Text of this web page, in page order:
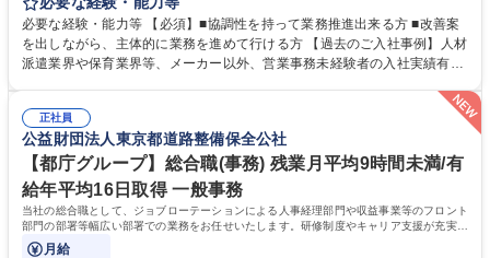
善をお任せ。 【教育制度】ご入社後、育成担当とペアになりながらOJTに
て業務を覚えていただくことが可能です。業務システムがきちんと構築さ
れているため、スムーズに仕事に慣れることができる環境です。また、
常に改善を目指す風土のため、安心して業務に取り組んでいただけます。
募集職種 【大阪・京都・滋賀】営業事務 ※未経験可
必要な経験・能力等 【必須】■協調性を持って業務推進出来る方 ■改善案
を出しながら、主体的に業務を進めて行ける方 【過去のご入社事例】人材
派遣業界や保育業界等、メーカー以外、営業事務未経験者の入社実績有
により、キーエンスの付加価値向上に貢献します。ベースの定型業務に加
えて、お客様や社員の状況に合わせ、能動的なサポート、改善の動きも期
待され。組織を支えるスペシャリストとして、チームに貢献し、結果的に
社員から頼られる存在になることができます。平均19:30の退勤以降の業
務の持ち帰りも禁止されており、メリハリのある働き方となります。 学
歴・資格 学歴：大学院 大学 高専 短大 語学力： 資格：
正社員
公益財団法人東京都道路整備保全公社
【都庁グループ】総合職(事務) 残業月平均9時間未満/有
給年平均16日取得 一般事務
当社の総合職として、ジョブローテーションによる人事経理部門や収益事業等のフロント
部門の部署等幅広い部署での業務をお任せいたします。研修制度やキャリア支援が充実し
ております！ ※下記業務詳細
月給